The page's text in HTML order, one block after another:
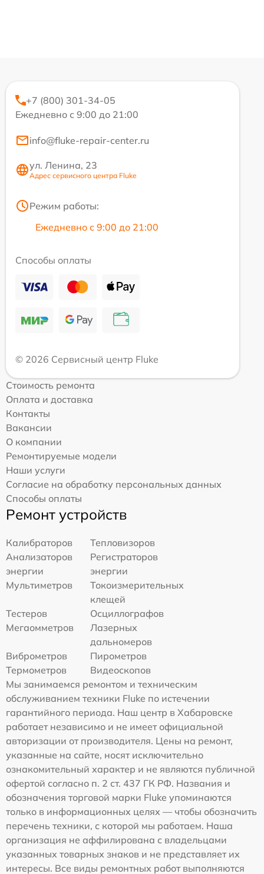
+7 (800) 301-34-05
Ежедневно с 9:00 до 21:00
info@fluke-repair-center.ru
ул. Ленина, 23
Адрес сервисного центра Fluke
Режим работы:
Ежедневно с 9:00 до 21:00
Способы оплаты
© 2026 Сервисный центр Fluke
Стоимость ремонта
Оплата и доставка
Контакты
Вакансии
О компании
Ремонтируемые модели
Наши услуги
Согласие на обработку персональных данных
Способы оплаты
Ремонт устройств
Калибраторов
Тепловизоров
Анализаторов
энергии
Регистраторов
энергии
Мультиметров
Токоизмерительных
клещей
Тестеров
Осциллографов
Мегаомметров
Лазерных
дальномеров
Виброметров
Пирометров
Термометров
Видеоскопов
Мы занимаемся ремонтом и техническим
обслуживанием техники Fluke по истечении
гарантийного периода. Наш центр в Хабаровске
работает независимо и не имеет официальной
авторизации от производителя. Цены на ремонт,
указанные на сайте, носят исключительно
ознакомительный характер и не являются публичной
офертой согласно п. 2 ст. 437 ГК РФ. Названия и
обозначения торговой марки Fluke упоминаются
только в информационных целях — чтобы обозначить
перечень техники, с которой мы работаем. Наша
организация не аффилирована с владельцами
указанных товарных знаков и не представляет их
интересы. Все виды ремонтных работ выполняются